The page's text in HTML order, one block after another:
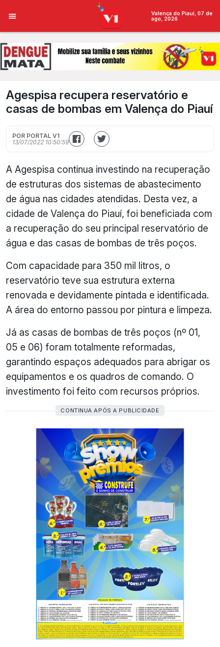
Valença do Piauí, 07 de
ago, 2026
Agespisa recupera reservatório e
casas de bombas em Valença do Piauí
POR PORTAL V1
13/07/2022 10:50:59
A Agespisa continua investindo na recuperação
de estruturas dos sistemas de abastecimento
de água nas cidades atendidas. Desta vez, a
cidade de Valença do Piauí, foi beneficiada com
a recuperação do seu principal reservatório de
água e das casas de bombas de três poços.
Com capacidade para 350 mil litros, o
reservatório teve sua estrutura externa
renovada e devidamente pintada e identificada.
A área do entorno passou por pintura e limpeza.
Já as casas de bombas de três poços (nº 01,
05 e 06) foram totalmente reformadas,
garantindo espaços adequados para abrigar os
equipamentos e os quadros de comando. O
investimento foi feito com recursos próprios.
CONTINUA APÓS A PUBLICIDADE